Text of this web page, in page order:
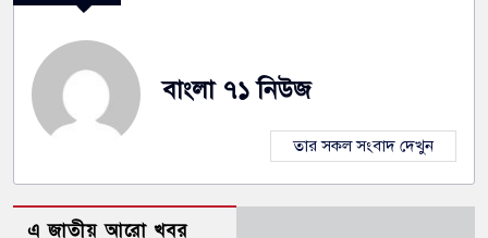
বাংলা ৭১ নিউজ
তার সকল সংবাদ দেখুন
এ জাতীয় আরো খবর